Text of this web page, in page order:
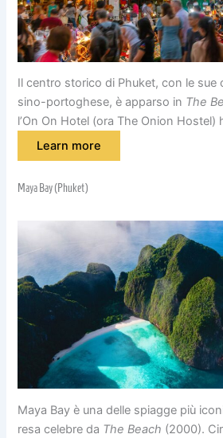
Il centro storico di Phuket, con le sue
sino-portoghese, è apparso in The
l’On On Hotel (ora The Onion Hostel)
Learn more
Maya Bay (Phuket)
Maya Bay è una delle spiagge più
resa celebre da The Beach (2000).